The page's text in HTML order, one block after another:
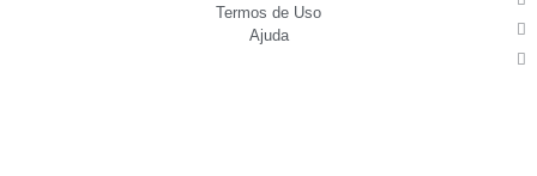
Termos de Uso
Ajuda